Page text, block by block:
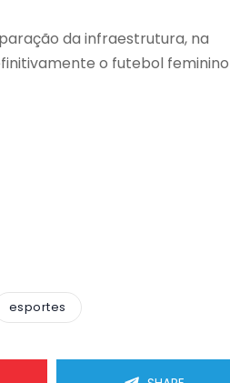
da infraestrutura, na
o futebol feminino
esportes